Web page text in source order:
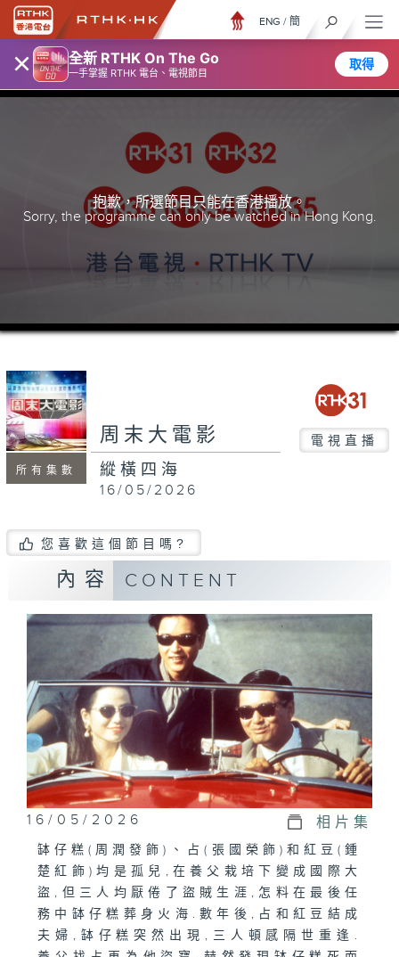
× 全新 RTHK On The Go
一手掌握 RTHK 電台、電視節目
取得
ENG / 簡
抱歉，所選節目只能在香港播放。
Sorry, the programme can only be watched in Hong Kong.
所有集數
周末大電影 電視直播
縱橫四海
16/05/2026
您喜歡這個節目嗎?
內容 CONTENT
16/05/2026 相片集
缽仔糕(周潤發飾)、占(張國榮飾)和紅豆(鍾
楚紅飾)均是孤兒,在養父栽培下變成國際大
盜,但三人均厭倦了盜賊生涯,怎料在最後任
務中缽仔糕葬身火海.數年後,占和紅豆結成
夫婦,缽仔糕突然出現,三人頓感隔世重逢.